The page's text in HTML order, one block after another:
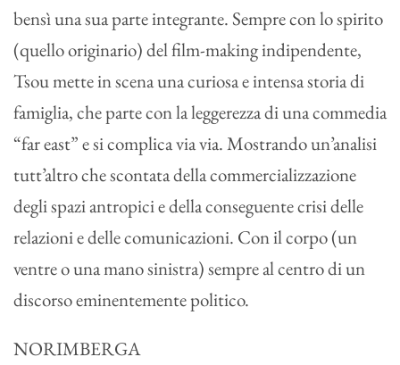
bensì una sua parte integrante. Sempre con lo spirito
(quello originario) del film-making indipendente,
Tsou mette in scena una curiosa e intensa storia di
famiglia, che parte con la leggerezza di una commedia
“far east” e si complica via via. Mostrando un’analisi
tutt’altro che scontata della commercializzazione
degli spazi antropici e della conseguente crisi delle
relazioni e delle comunicazioni. Con il corpo (un
ventre o una mano sinistra) sempre al centro di un
discorso eminentemente politico.
NORIMBERGA